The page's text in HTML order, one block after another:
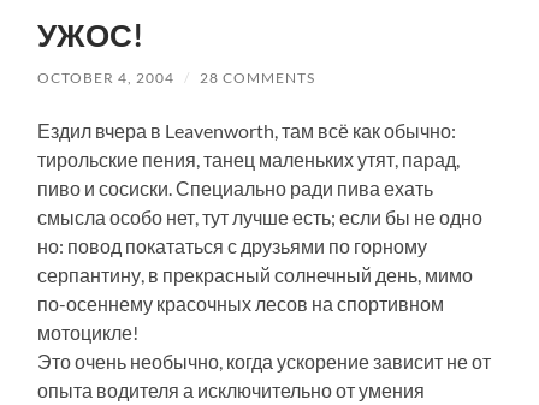
УЖОС!
OCTOBER 4, 2004 / 28 COMMENTS
Ездил вчера в Leavenworth, там всё как обычно:
тирольские пения, танец маленьких утят, парад,
пиво и сосиски. Специально ради пива ехать
смысла особо нет, тут лучше есть; если бы не одно
но: повод покататься с друзьями по горному
серпантину, в прекрасный солнечный день, мимо
по-осеннему красочных лесов на спортивном
мотоцикле!
Это очень необычно, когда ускорение зависит не от
опыта водителя а исключительно от умения